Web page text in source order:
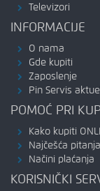
Televizori
INFORMACIJE
O nama
Gde kupiti
Zaposlenje
Pin Servis
POMOĆ PRI
Kako kupiti
Najčešća pitanja
Načini plaćanja
KORISNIČKI